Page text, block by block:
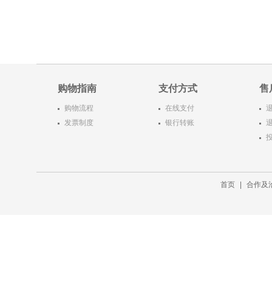
购物指南
购物流程
发票制度
支付方式
在线支付
银行转账
售
首页 合作及